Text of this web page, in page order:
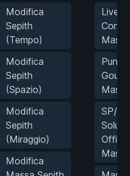
Modifica
Sepith
(Tempo)
Modifica
Sepith
(Spazio)
Modifica
Sepith
(Miraggio)
Modifica
Punti
SP/
Office